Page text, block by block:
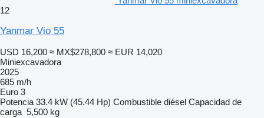
12
Yanmar Vio 55
USD 16,200 ≈ MX$278,800 ≈ EUR 14,020
Miniexcavadora
2025
685 m/h
Euro 3
Potencia 33.4 kW (45.44 Hp) Combustible diésel Capacidad de
carga 5,500 kg